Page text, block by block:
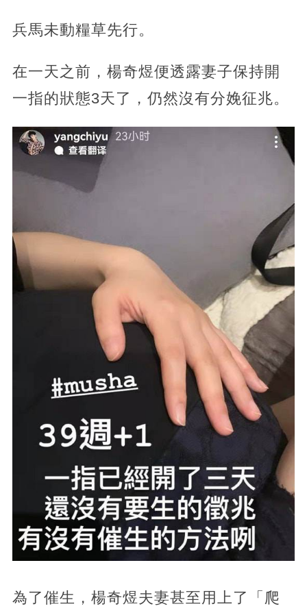
兵馬未動糧草先行。
在一天之前，楊奇煜便透露妻子保持開
一指的狀態3天了，仍然沒有分娩征兆。
為了催生，楊奇煜夫妻甚至用上了「爬